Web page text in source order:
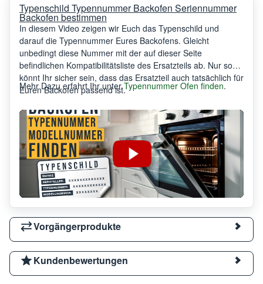
Typenschild Typennummer Backofen Seriennummer
Backofen bestimmen
In diesem Video zeigen wir Euch das Typenschild und
darauf die Typennummer Eures Backofens. Gleicht
unbedingt diese Nummer mit der auf dieser Seite
befindlichen Kompatibilitätsliste des Ersatzteils ab. Nur so
könnt Ihr sicher sein, dass das Ersatzteil auch tatsächlich für
Euren Backofen passend ist.
Mehr Dazu erfahrt Ihr unterTypennummer Ofen finden.
Vorgängerprodukte
Kundenbewertungen